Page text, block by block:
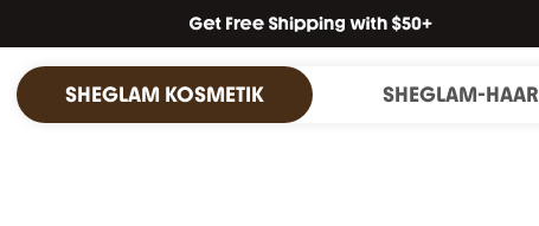
SHEGLAM KOSMETIK SHEGLAM-HAAR